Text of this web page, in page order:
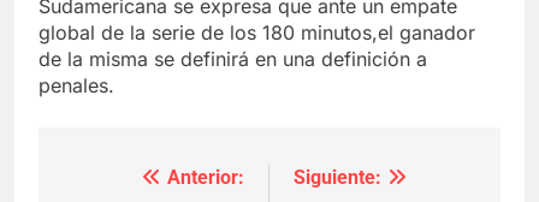
Sudamericana se expresa que ante un empate
global de la serie de los 180 minutos,el ganador
de la misma se definirá en una definición a
penales.
Navegación
Anterior:
Siguiente: